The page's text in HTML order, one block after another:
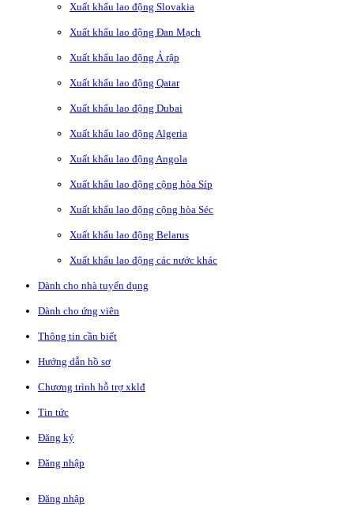
Xuất khẩu lao động Slovakia
Xuất khẩu lao động Đan Mạch
Xuất khẩu lao động Ả rập
Xuất khẩu lao động Qatar
Xuất khẩu lao động Dubai
Xuất khẩu lao động Algeria
Xuất khẩu lao động Angola
Xuất khẩu lao động cộng hòa Síp
Xuất khẩu lao động cộng hòa Séc
Xuất khẩu lao động Belarus
Xuất khẩu lao động các nước khác
Dành cho nhà tuyển dụng
Dành cho ứng viên
Thông tin cần biết
Hướng dẫn hồ sơ
Chương trình hỗ trợ xklđ
Tin tức
Đăng ký
Đăng nhập
Đăng nhập